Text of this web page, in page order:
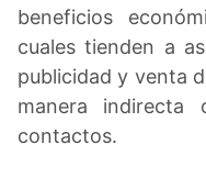
beneficios
cuales tienden a
publicidad y venta
manera indirecta
contactos.